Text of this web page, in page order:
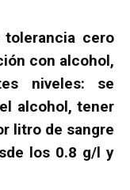
cero
con alcohol,
niveles: se
alcohol, tener
litro de sangre
los 0.8 g/l y